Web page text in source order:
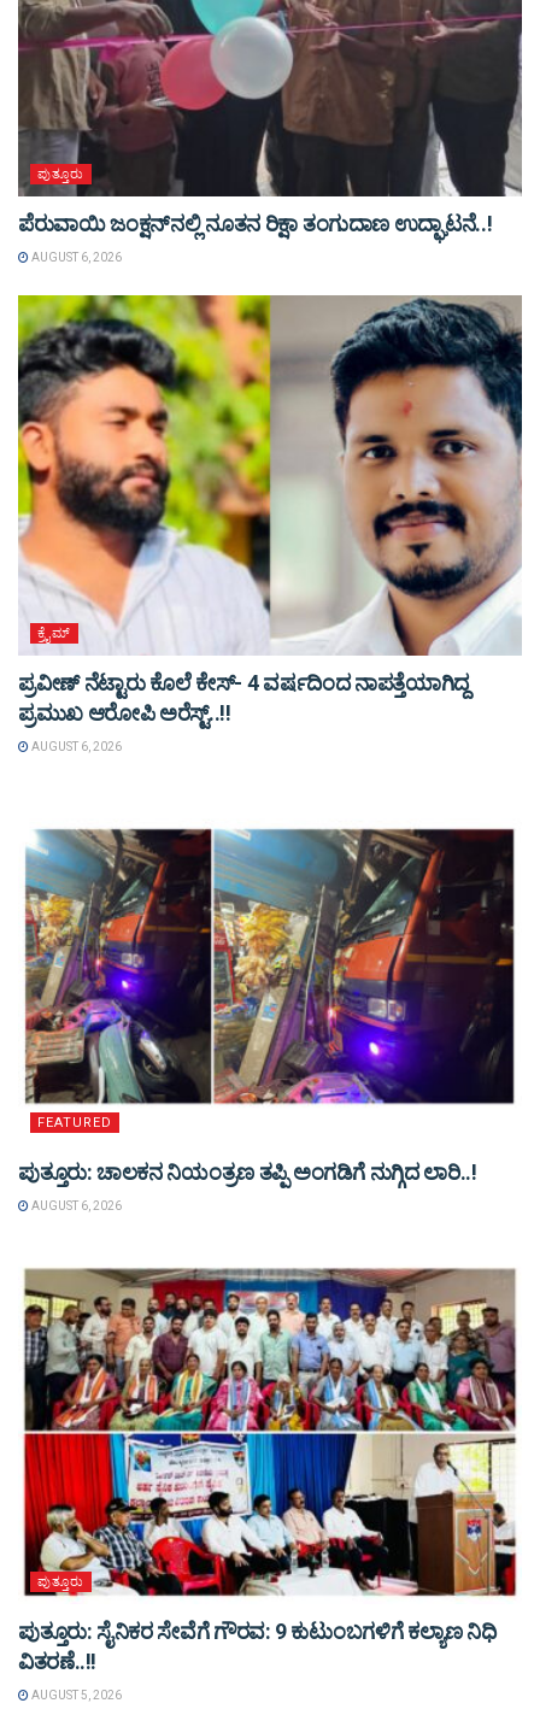
ಪುತ್ತೂರು
ಪೆರುವಾಯಿ ಜಂಕ್ಷನ್‌ನಲ್ಲಿ ನೂತನ ರಿಕ್ಷಾ ತಂಗುದಾಣ ಉದ್ಘಾಟನೆ..!
AUGUST 6, 2026
ಕ್ರೈಮ್
ಪ್ರವೀಣ್ ನೆಟ್ಟಾರು ಕೊಲೆ ಕೇಸ್‌- 4 ವರ್ಷದಿಂದ ನಾಪತ್ತೆಯಾಗಿದ್ದ
ಪ್ರಮುಖ ಆರೋಪಿ ಅರೆಸ್ಟ್‌..!!
AUGUST 6, 2026
FEATURED
ಪುತ್ತೂರು: ಚಾಲಕನ ನಿಯಂತ್ರಣ ತಪ್ಪಿ ಅಂಗಡಿಗೆ ನುಗ್ಗಿದ ಲಾರಿ..!
AUGUST 6, 2026
ಪುತ್ತೂರು
ಪುತ್ತೂರು: ಸೈನಿಕರ ಸೇವೆಗೆ ಗೌರವ: 9 ಕುಟುಂಬಗಳಿಗೆ ಕಲ್ಯಾಣ ನಿಧಿ
ವಿತರಣೆ..!!
AUGUST 5, 2026